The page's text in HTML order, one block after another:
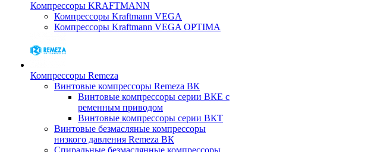
Компрессоры KRAFTMANN
Компрессоры Kraftmann VEGA
Компрессоры Kraftmann VEGA OPTIMA
Компрессоры Remeza
Винтовые компрессоры Remeza ВК
Винтовые компрессоры серии ВКЕ с
ременным приводом
Винтовые компрессоры серии ВКТ
Винтовые безмасляные компрессоры
низкого давления Remeza ВК
Спиральные безмаслянные компрессоры